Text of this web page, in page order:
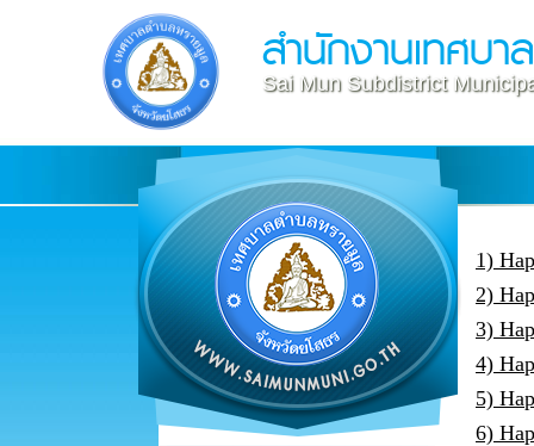
สำนักงานเทศบ
Sai Mun Subdistrict
1)
2)
3)
4)
5)
6)